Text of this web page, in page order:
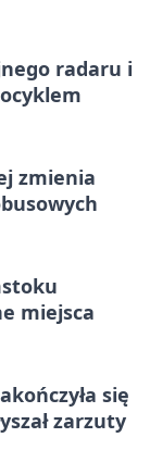
radaru i
zmienia
miejsca
się
zarzuty